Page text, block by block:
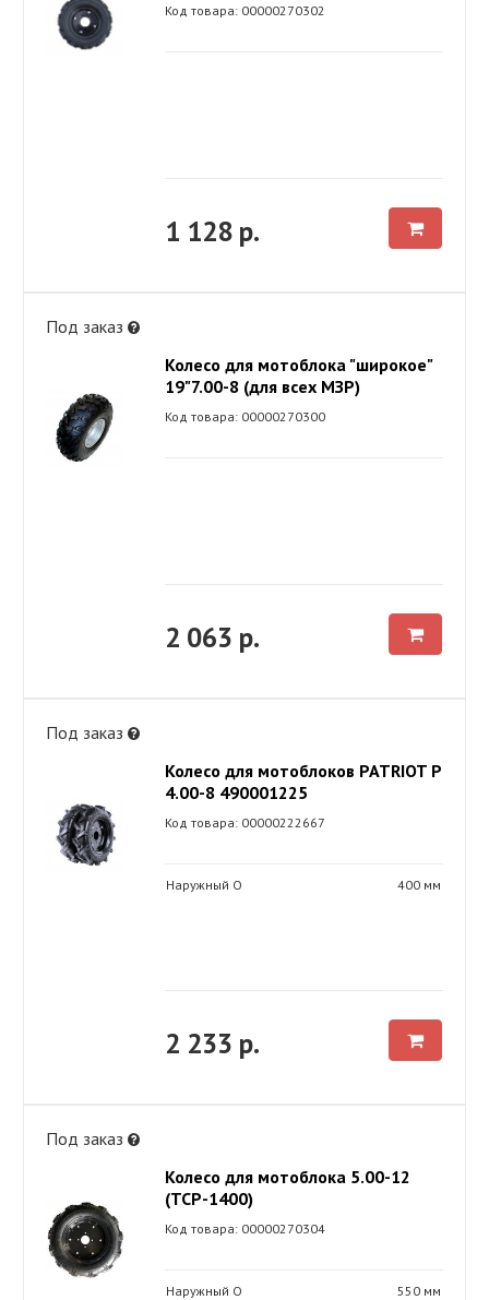
Код товара: 00000270302
1 128 р.
Под заказ
Колесо для мотоблока "широкое"
19"7.00-8 (для всех МЗР)
Код товара: 00000270300
2 063 р.
Под заказ
Колесо для мотоблоков PATRIOT P
4.00-8 490001225
Код товара: 00000222667
Наружный O 400 мм
2 233 р.
Под заказ
Колесо для мотоблока 5.00-12
(ТСР-1400)
Код товара: 00000270304
Наружный O 550 мм